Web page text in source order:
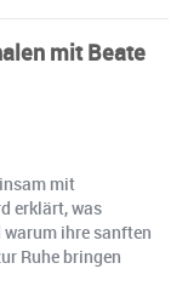
mit Beate
mit
erklärt, was
ihre sanften
Ruhe bringen